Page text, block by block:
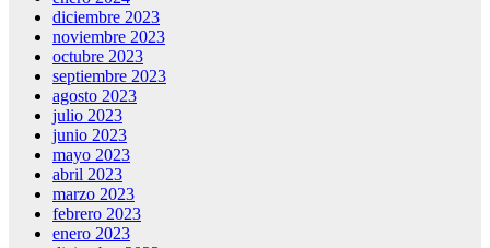
diciembre 2023
noviembre 2023
octubre 2023
septiembre 2023
agosto 2023
julio 2023
junio 2023
mayo 2023
abril 2023
marzo 2023
febrero 2023
enero 2023